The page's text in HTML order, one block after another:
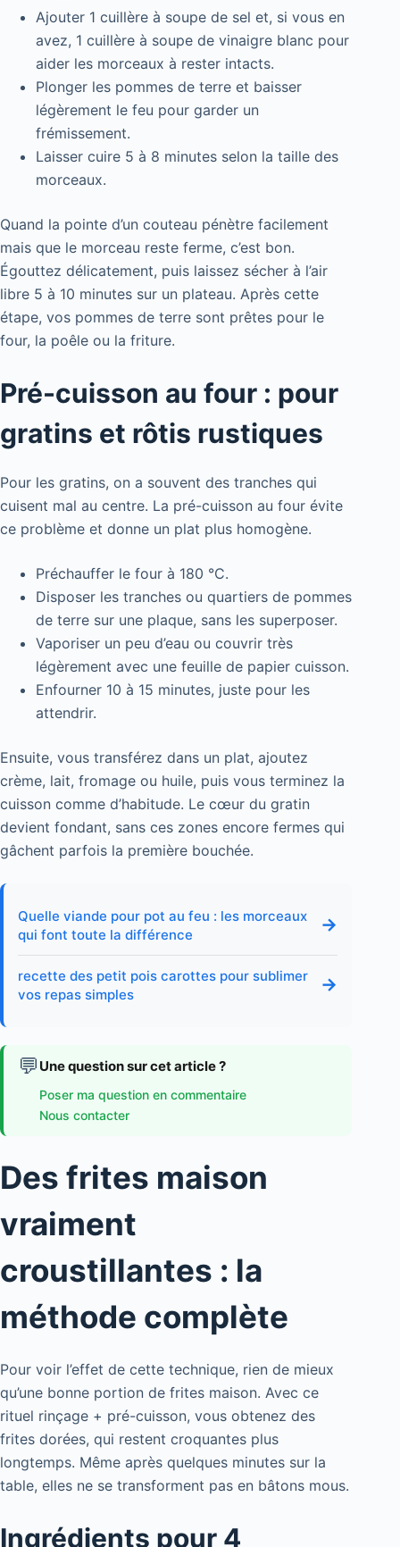
Ajouter 1 cuillère à soupe de sel et, si vous en
avez, 1 cuillère à soupe de vinaigre blanc pour
aider les morceaux à rester intacts.
Plonger les pommes de terre et baisser
légèrement le feu pour garder un
frémissement.
Laisser cuire 5 à 8 minutes selon la taille des
morceaux.
Quand la pointe d’un couteau pénètre facilement
mais que le morceau reste ferme, c’est bon.
Égouttez délicatement, puis laissez sécher à l’air
libre 5 à 10 minutes sur un plateau. Après cette
étape, vos pommes de terre sont prêtes pour le
four, la poêle ou la friture.
Pré-cuisson au four : pour
gratins et rôtis rustiques
Pour les gratins, on a souvent des tranches qui
cuisent mal au centre. La pré-cuisson au four évite
ce problème et donne un plat plus homogène.
Préchauffer le four à 180 °C.
Disposer les tranches ou quartiers de pommes
de terre sur une plaque, sans les superposer.
Vaporiser un peu d’eau ou couvrir très
légèrement avec une feuille de papier cuisson.
Enfourner 10 à 15 minutes, juste pour les
attendrir.
Ensuite, vous transférez dans un plat, ajoutez
crème, lait, fromage ou huile, puis vous terminez la
cuisson comme d’habitude. Le cœur du gratin
devient fondant, sans ces zones encore fermes qui
gâchent parfois la première bouchée.
Quelle viande pour pot au feu : les morceaux
qui font toute la différence
→
recette des petit pois carottes pour sublimer
vos repas simples
→
💬 Une question sur cet article ?
Poser ma question en commentaire
Nous contacter
Des frites maison
vraiment
croustillantes : la
méthode complète
Pour voir l’effet de cette technique, rien de mieux
qu’une bonne portion de frites maison. Avec ce
rituel rinçage + pré-cuisson, vous obtenez des
frites dorées, qui restent croquantes plus
longtemps. Même après quelques minutes sur la
table, elles ne se transforment pas en bâtons mous.
Ingrédients pour 4